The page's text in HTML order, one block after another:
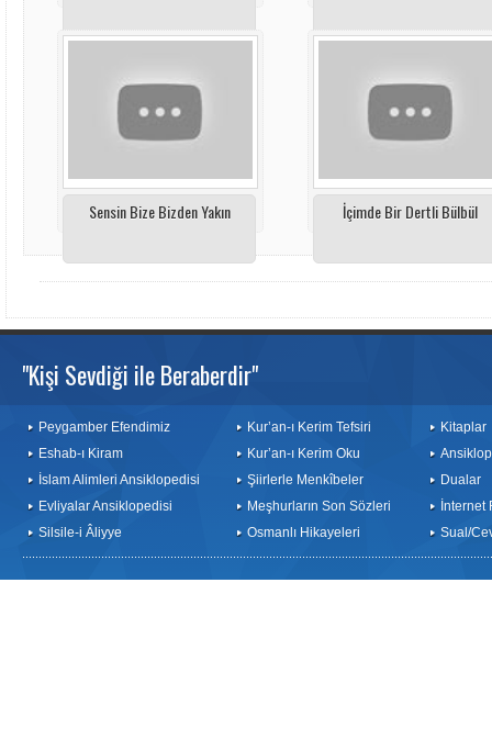
Sensin Bize Bizden Yakın İçimde Bir Dertli Bülbül
"Kişi Sevdiği ile Beraberdir"
Peygamber Efendimiz
Eshab-ı Kiram
İslam Alimleri Ansiklopedisi
Evliyalar Ansiklopedisi
Silsile-i Âliyye
Kur’an-ı Kerim Tefsiri
Kur’an-ı Kerim Oku
Şiirlerle Menkîbeler
Meşhurların Son Sözleri
Osmanlı Hikayeleri
Kitaplar
Dualar
İnternet
Sual/